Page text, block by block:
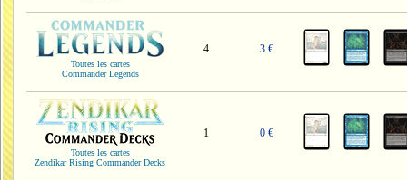
Toutes les cartes
Commander Legends
4 3 €
Toutes les cartes
Zendikar Rising Commander Decks
1 0 €